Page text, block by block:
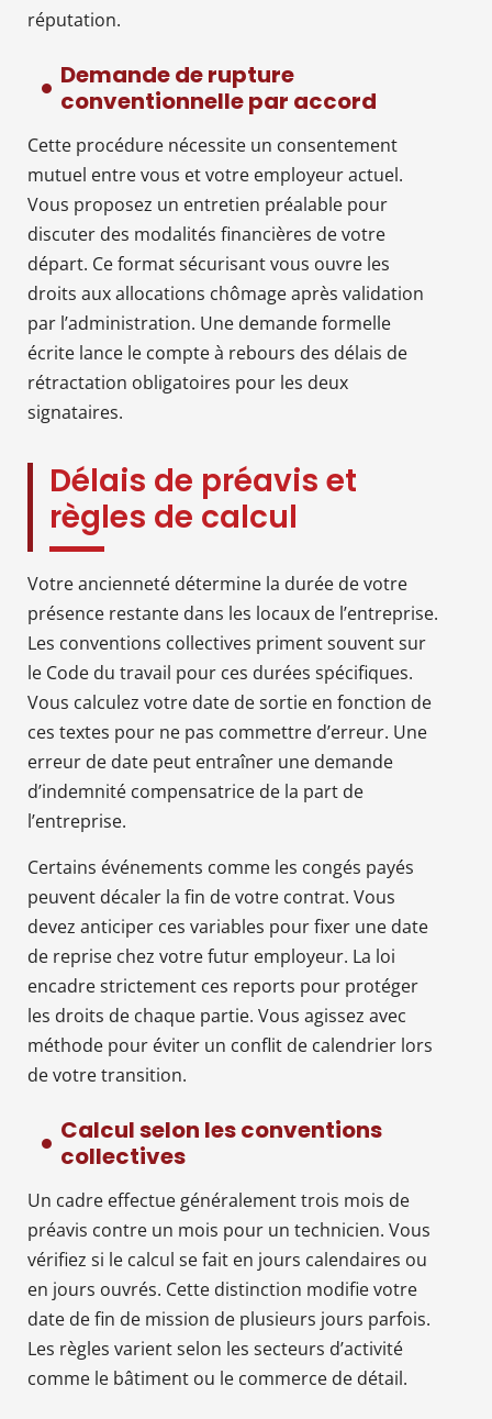
réputation.
Demande de rupture
conventionnelle par accord
Cette procédure nécessite un consentement
mutuel entre vous et votre employeur actuel.
Vous proposez un entretien préalable pour
discuter des modalités financières de votre
départ. Ce format sécurisant vous ouvre les
droits aux allocations chômage après validation
par l’administration. Une demande formelle
écrite lance le compte à rebours des délais de
rétractation obligatoires pour les deux
signataires.
Délais de préavis et
règles de calcul
Votre ancienneté détermine la durée de votre
présence restante dans les locaux de l’entreprise.
Les conventions collectives priment souvent sur
le Code du travail pour ces durées spécifiques.
Vous calculez votre date de sortie en fonction de
ces textes pour ne pas commettre d’erreur. Une
erreur de date peut entraîner une demande
d’indemnité compensatrice de la part de
l’entreprise.
Certains événements comme les congés payés
peuvent décaler la fin de votre contrat. Vous
devez anticiper ces variables pour fixer une date
de reprise chez votre futur employeur. La loi
encadre strictement ces reports pour protéger
les droits de chaque partie. Vous agissez avec
méthode pour éviter un conflit de calendrier lors
de votre transition.
Calcul selon les conventions
collectives
Un cadre effectue généralement trois mois de
préavis contre un mois pour un technicien. Vous
vérifiez si le calcul se fait en jours calendaires ou
en jours ouvrés. Cette distinction modifie votre
date de fin de mission de plusieurs jours parfois.
Les règles varient selon les secteurs d’activité
comme le bâtiment ou le commerce de détail.